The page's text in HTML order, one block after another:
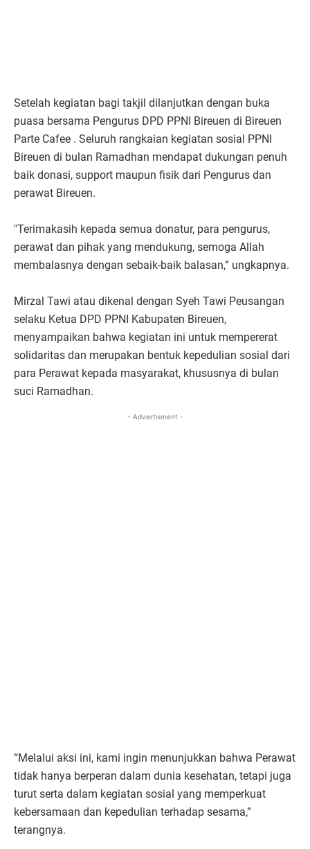
Setelah kegiatan bagi takjil dilanjutkan dengan buka
puasa bersama Pengurus DPD PPNI Bireuen di Bireuen
Parte Cafee . Seluruh rangkaian kegiatan sosial PPNI
Bireuen di bulan Ramadhan mendapat dukungan penuh
baik donasi, support maupun fisik dari Pengurus dan
perawat Bireuen.
"Terimakasih kepada semua donatur, para pengurus,
perawat dan pihak yang mendukung, semoga Allah
membalasnya dengan sebaik-baik balasan,” ungkapnya.
Mirzal Tawi atau dikenal dengan Syeh Tawi Peusangan
selaku Ketua DPD PPNI Kabupaten Bireuen,
menyampaikan bahwa kegiatan ini untuk mempererat
solidaritas dan merupakan bentuk kepedulian sosial dari
para Perawat kepada masyarakat, khususnya di bulan
suci Ramadhan.
- Advertisment -
“Melalui aksi ini, kami ingin menunjukkan bahwa Perawat
tidak hanya berperan dalam dunia kesehatan, tetapi juga
turut serta dalam kegiatan sosial yang memperkuat
kebersamaan dan kepedulian terhadap sesama,”
terangnya.